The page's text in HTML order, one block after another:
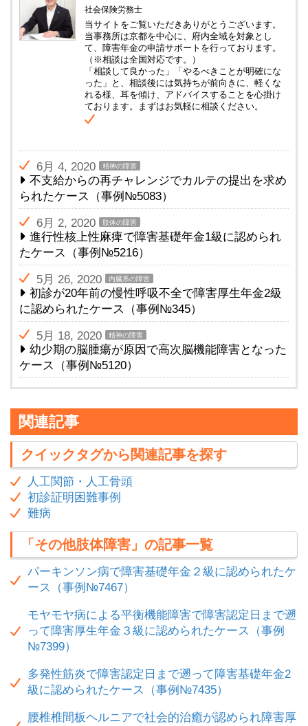
社会保険労務士
当サイトをご覧いただきありがとうございます。
当事務所は京都を中心に、府内全域を対象とし
て、障害年金の申請サポートを行っております。
（※相談は全国対応です。）
「相談して良かった」「やるべきことが明確にな
った」と、相談後には気持ちが前向きに、軽くな
れる様、耳を傾け、アドバイスすることを心掛け
ております。まずはお気軽に相談ください。
6月 4, 2020 精神の障害
不支給からの再チャレンジでカルテの提出を求め
られたケース（事例№5083）
6月 2, 2020 肢体の障害
進行性核上性麻痺で障害基礎年金1級に認められ
たケース（事例№5216）
5月 26, 2020 内臓系の障害
初診が20年前の慢性呼吸不全で障害厚生年金2級
に認められたケース（事例№345）
5月 18, 2020 精神の障害
幼少期の脳腫瘍が原因で高次脳機能障害となった
ケース（事例№5120）
関連記事
クイックタグから関連記事を探す
人工関節・人工骨頭
初診証明困難事例
難病
「その他肢体障害」の記事一覧
パーキンソン病で障害基礎年金２級に認められたケ
ース（事例№7467）
モヤモヤ病による平衡機能障害で障害認定日まで遡
って障害厚生年金３級に認められたケース（事例
№7399）
多発性筋炎で障害認定日まで遡って障害基礎年金2
級に認められたケース（事例№7435）
腰椎椎間板ヘルニアで社会的治癒が認められ障害厚